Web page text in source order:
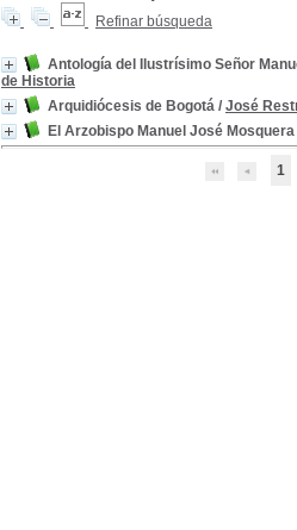
Refinar búsqueda
Antología del Ilustrísimo Señor
de Historia
Arquidiócesis de Bogotá / José
El Arzobispo Manuel José Mosquera
1